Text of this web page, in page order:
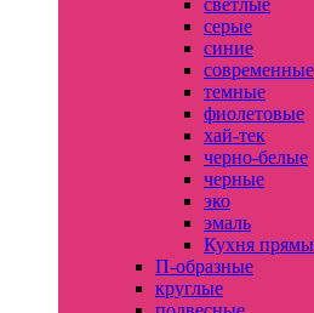
серые
синие
современные
темные
фиолетовые
хай-тек
черно-белые
черные
эко
эмаль
Кухня
П-образные
круглые